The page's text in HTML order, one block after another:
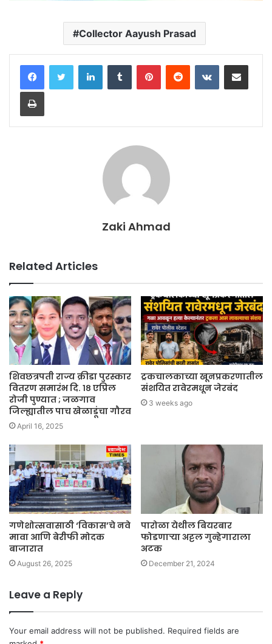
Collector Aayush Prasad
LinkedInTumblr PinterestReddit VKontakteShare via Email
Print
Zaki Ahmad
Related Articles
शिवछत्रपती राज्य क्रीडा पुरस्कार
वितरण समारंभ दि. १८ एप्रिल
रोजी पुण्यात ; जळगाव
जिल्ह्यातील पाच खेळाडूंचा गौरव
April 16, 2025
ट्रकचालकाच्या खूनप्रकरणातील
संशयित रावेरमधून जेरबंद
3 weeks ago
गणेशोत्सवासाठी ‘विकास’चे नवे
मावा आणि बेरीफी मोदक
बाजारात
August 26, 2025
पारोळा येथील बियरबार
फोडणाऱ्या अट्टल गुन्हेगाराला
अटक
December 21, 2024
Leave a Reply
Your email address will not be published. Required fields are